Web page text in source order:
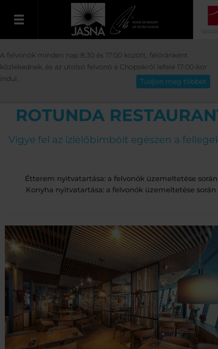
Magyar
ÜDÜLŐ BÁROK ÉS VENGÉGLÖK
ROTUNDA
Vigye fel az ízlelőbimbóit egészen a
Étterem nyitvatartása: a felvonók üzemeltetése során
Konyha nyitvatartása: a felvonók üzemeltetése során
A felvonók minden nap 8:30 és 17:00 között, félóránként
közlekednek, és az utolsó felvonó a Chopokról lefelé 17:00-kor
indul.
Tudjon meg többet